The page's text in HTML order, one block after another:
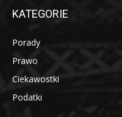
KATEGORIE
Porady
Prawo
Ciekawostki
Podatki